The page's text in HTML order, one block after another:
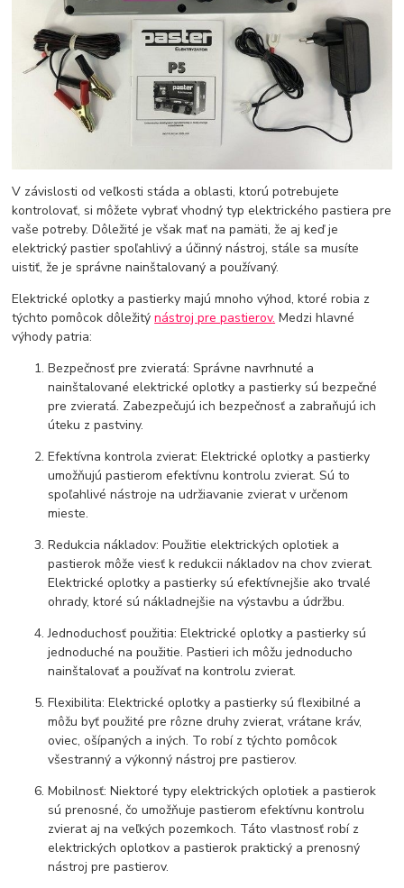
V závislosti od veľkosti stáda a oblasti, ktorú potrebujete
kontrolovať, si môžete vybrať vhodný typ elektrického pastiera pre
vaše potreby. Dôležité je však mať na pamäti, že aj keď je
elektrický pastier spoľahlivý a účinný nástroj, stále sa musíte
uistiť, že je správne nainštalovaný a používaný.
Elektrické oplotky a pastierky majú mnoho výhod, ktoré robia z
týchto pomôcok dôležitýnástroj pre pastierov. Medzi hlavné
výhody patria:
Bezpečnosť pre zvieratá: Správne navrhnuté a
nainštalované elektrické oplotky a pastierky sú bezpečné
pre zvieratá. Zabezpečujú ich bezpečnosť a zabraňujú ich
úteku z pastviny.
Efektívna kontrola zvierat: Elektrické oplotky a pastierky
umožňujú pastierom efektívnu kontrolu zvierat. Sú to
spoľahlivé nástroje na udržiavanie zvierat v určenom
mieste.
Redukcia nákladov: Použitie elektrických oplotiek a
pastierok môže viesť k redukcii nákladov na chov zvierat.
Elektrické oplotky a pastierky sú efektívnejšie ako trvalé
ohrady, ktoré sú nákladnejšie na výstavbu a údržbu.
Jednoduchosť použitia: Elektrické oplotky a pastierky sú
jednoduché na použitie. Pastieri ich môžu jednoducho
nainštalovať a používať na kontrolu zvierat.
Flexibilita: Elektrické oplotky a pastierky sú flexibilné a
môžu byť použité pre rôzne druhy zvierat, vrátane kráv,
oviec, ošípaných a iných. To robí z týchto pomôcok
všestranný a výkonný nástroj pre pastierov.
Mobilnosť: Niektoré typy elektrických oplotiek a pastierok
sú prenosné, čo umožňuje pastierom efektívnu kontrolu
zvierat aj na veľkých pozemkoch. Táto vlastnosť robí z
elektrických oplotkov a pastierok praktický a prenosný
nástroj pre pastierov.